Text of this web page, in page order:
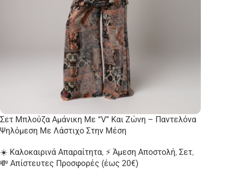
Σετ Μπλούζα Αμάνικη Με “V” Και Ζώνη – Παντελόνα
Ψηλόμεση Με Λάστιχο Στην Μέση
☀️ Καλοκαιρινά Απαραίτητα, ⚡ Άμεση Αποστολή, Σετ,
💸 Απίστευτες Προσφορές (έως 20€)